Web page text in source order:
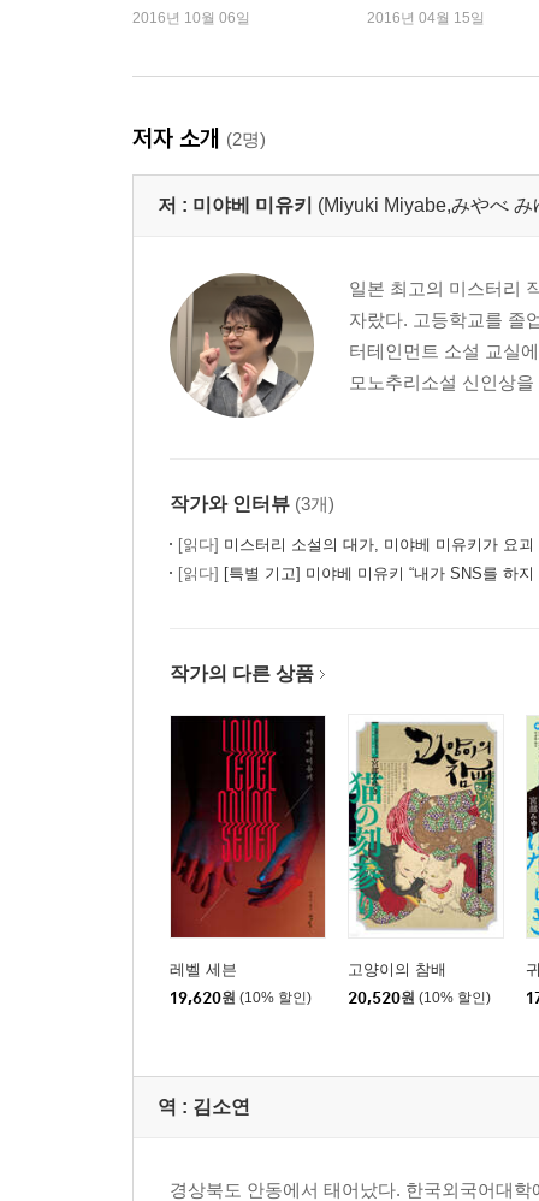
2016년 10월 06일 2016년 04월 15일
저자 소개 (2명)
저 : 미야베 미유키 (Miyuki Miyabe,みやべ
일본 최고의 미스터리
자랐다. 고등학교를 졸
터테인먼트 소설 교실
모노추리소설 신인상
작가와 인터뷰 (3개)
[읽다] 미스터리 소설의 대가, 미야베 미유키가 요
[읽다] [특별 기고] 미야베 미유키 “내가 SNS를 하지
작가의 다른 상품
레벨 세븐
19,620원 (10% 할인)
고양이의 참배
20,520원 (10% 할인)
역 : 김소연
경상북도 안동에서 태어났다. 한국외국어대